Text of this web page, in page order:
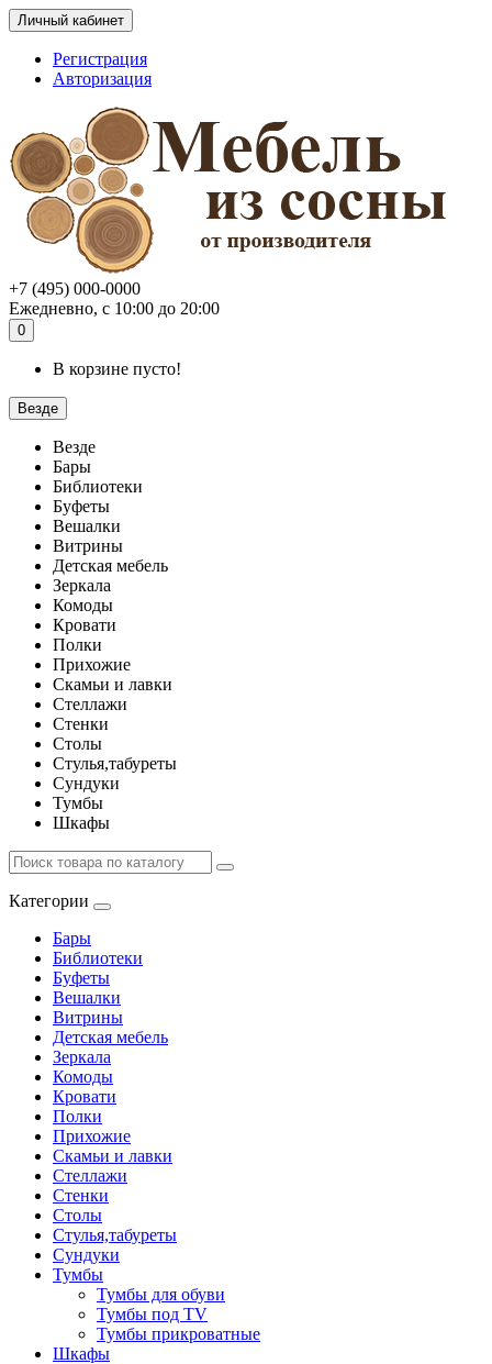
Личный кабинет
Регистрация
Авторизация
+7 (495) 000-0000
Ежедневно, с 10:00 до 20:00
0
В корзине пусто!
Везде
Везде
Бары
Библиотеки
Буфеты
Вешалки
Витрины
Детская мебель
Зеркала
Комоды
Кровати
Полки
Прихожие
Скамьи и лавки
Стеллажи
Стенки
Столы
Стулья,табуреты
Сундуки
Тумбы
Шкафы
Категории
Бары
Библиотеки
Буфеты
Вешалки
Витрины
Детская мебель
Зеркала
Комоды
Кровати
Полки
Прихожие
Скамьи и лавки
Стеллажи
Стенки
Столы
Стулья,табуреты
Сундуки
Тумбы
Тумбы для обуви
Тумбы под TV
Тумбы прикроватные
Шкафы